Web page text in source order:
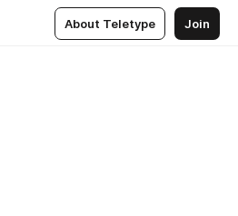
About Teletype Join